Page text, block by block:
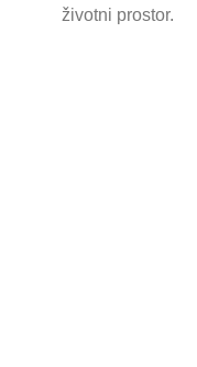
životni prostor.